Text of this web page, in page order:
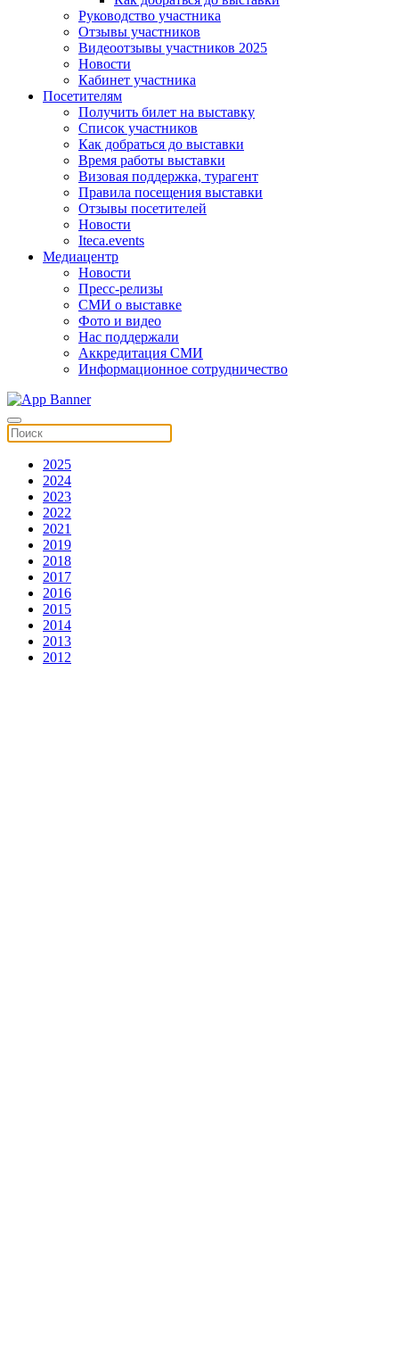
Руководство участника
Отзывы участников
Видеоотзывы участников 2025
Новости
Кабинет участника
Посетителям
Получить билет на выставку
Список участников
Как добраться до выставки
Время работы выставки
Визовая поддержка, турагент
Правила посещения выставки
Отзывы посетителей
Новости
Iteca.events
Медиацентр
Новости
Пресс-релизы
СМИ о выставке
Фото и видео
Нас поддержали
Аккредитация СМИ
Информационное сотрудничество
2025
2024
2023
2022
2021
2019
2018
2017
2016
2015
2014
2013
2012